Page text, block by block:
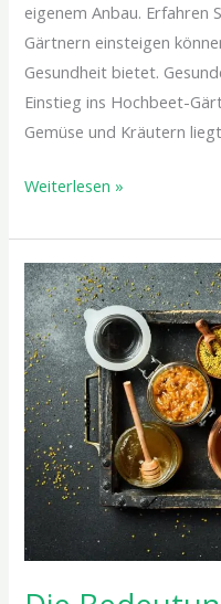
eigenem Anbau. Erfahren
Gärtnern einsteigen
Gesundheit bietet.
Einstieg ins Hochbeet-
Gemüse und Kräutern
Weiterlesen »
Die
Bedeutung
von
Bienenprodukten
in
der
modernen
Ernährung